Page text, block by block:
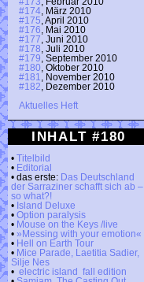
#174 , März 2010
#175 , April 2010
#176 , Mai 2010
#177 , Juni 2010
#178 , Juli 2010
#179 , September 2010
#180 , Oktober 2010
#181
, November 2010
#182 , Dezember 2010
Aktuelles Heft
INHALT #180
• Titelbild
• Editorial
• das erste: Das Deutschland
der Sarraziner schafft sich ab –
so what?!
• Island Deluxe
• Option paralysis
• Mouse on the Keys /live
• »Messing with your emotion«
• Hell on Earth Tour
• Mice Parade, Laetitia Sadier,
Silje Nes
• electric island fall edition